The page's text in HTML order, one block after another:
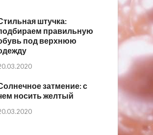
штучка:
правильную
под верхнюю
затмение: с
носить желтый